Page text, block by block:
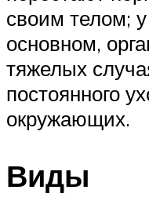
своим телом;
основном,
тяжелых
постоянного
окружающих.
Виды